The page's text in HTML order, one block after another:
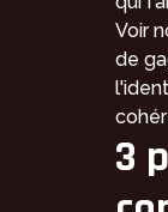
Voir
de
3